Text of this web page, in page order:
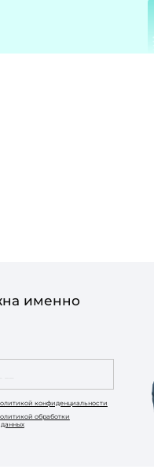
именно
конфиденциальности
обработки